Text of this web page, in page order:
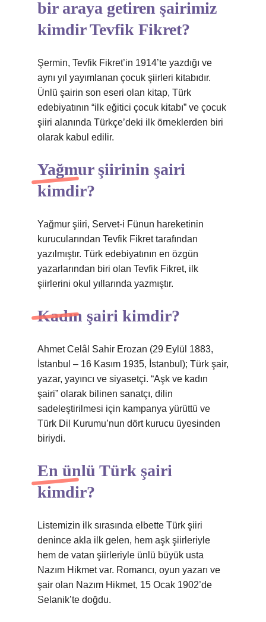
bir araya getiren şairimiz
kimdir Tevfik Fikret?
Şermin, Tevfik Fikret’in 1914’te yazdığı ve
aynı yıl yayımlanan çocuk şiirleri kitabıdır.
Ünlü şairin son eseri olan kitap, Türk
edebiyatının “ilk eğitici çocuk kitabı” ve çocuk
şiiri alanında Türkçe’deki ilk örneklerden biri
olarak kabul edilir.
Yağmur şiirinin şairi
kimdir?
Yağmur şiiri, Servet-i Fünun hareketinin
kurucularından Tevfik Fikret tarafından
yazılmıştır. Türk edebiyatının en özgün
yazarlarından biri olan Tevfik Fikret, ilk
şiirlerini okul yıllarında yazmıştır.
Kadın şairi kimdir?
Ahmet Celâl Sahir Erozan (29 Eylül 1883,
İstanbul – 16 Kasım 1935, İstanbul); Türk şair,
yazar, yayıncı ve siyasetçi. “Aşk ve kadın
şairi” olarak bilinen sanatçı, dilin
sadeleştirilmesi için kampanya yürüttü ve
Türk Dil Kurumu’nun dört kurucu üyesinden
biriydi.
En ünlü Türk şairi
kimdir?
Listemizin ilk sırasında elbette Türk şiiri
denince akla ilk gelen, hem aşk şiirleriyle
hem de vatan şiirleriyle ünlü büyük usta
Nazım Hikmet var. Romancı, oyun yazarı ve
şair olan Nazım Hikmet, 15 Ocak 1902’de
Selanik’te doğdu.